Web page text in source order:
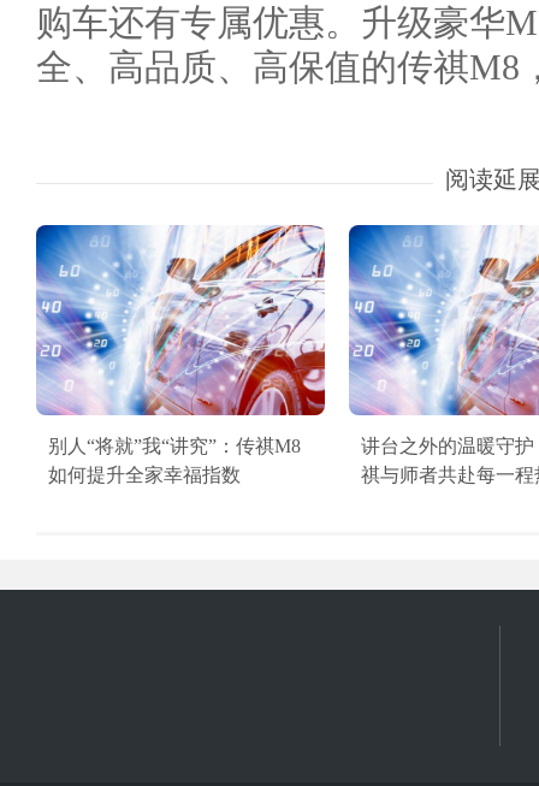
购车还有专属优惠。升级豪华
全、高品质、高保值的传祺M8
阅读延
别人“将就”我“讲究”：传祺M8
如何提升全家幸福指数
讲台之外的温暖守护
祺与师者共赴每一程